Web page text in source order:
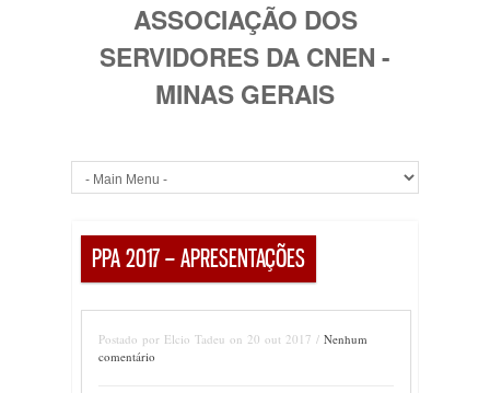
ASSOCIAÇÃO DOS
SERVIDORES DA CNEN -
MINAS GERAIS
PPA 2017 – APRESENTAÇÕES
Postado por Elcio Tadeu on 20 out 2017 / Nenhum
comentário